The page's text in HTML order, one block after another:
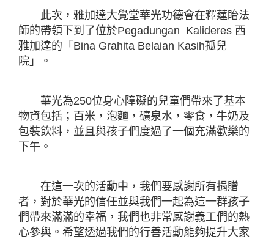
此次，雅加達大覺堂華光功德會在釋蓮眙法
師的帶領下到了位於Pegadungan Kalideres 西
雅加達的「Bina Grahita Belaian Kasih孤兒
院」。
華光為250位身心障礙的兒童們帶來了基本
物資包括；百米，泡麵，礦泉水，零食，牛奶及
包裝飲料，並且與孩子們度過了一個充滿歡樂的
下午。
在這一次的活動中，我們要感謝所有捐贈
者，對於華光的信任並與我們一起為這一群孩子
們帶來滿滿的幸福，我們也非常感謝義工們的熱
心參與。希望透過我們的行善活動能夠提升大家